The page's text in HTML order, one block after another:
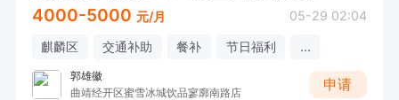
4000-5000 元/月 05-29 02:04
麒麟区 交通补助 餐补 节日福利 ...
郭雄徽
曲靖经开区蜜雪冰城饮品寥廓南路店
申请